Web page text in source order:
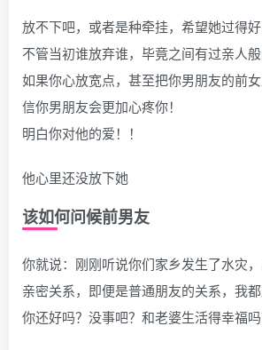
放不下吧，或者是种牵挂，希望她过得好
不管当初谁放弃谁，毕竟之间有过亲人般
如果你心放宽点，甚至把你男朋友的前
信你男朋友会更加心疼你！
明白你对他的爱！！
他心里还没放下她
该如何问候前男友
你就说：刚刚听说你们家乡发生了水灾
亲密关系，即便是普通朋友的关系，我
你还好吗？没事吧？和老婆生活得幸福